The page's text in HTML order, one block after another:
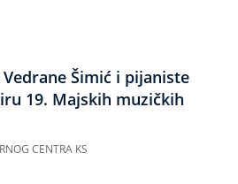
Šimić i pijaniste
19. Majskih muzičkih
CENTRA KS